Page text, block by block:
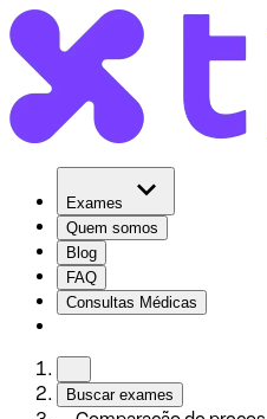
Exames
Quem somos
Blog
FAQ
Consultas Médicas
Buscar exames